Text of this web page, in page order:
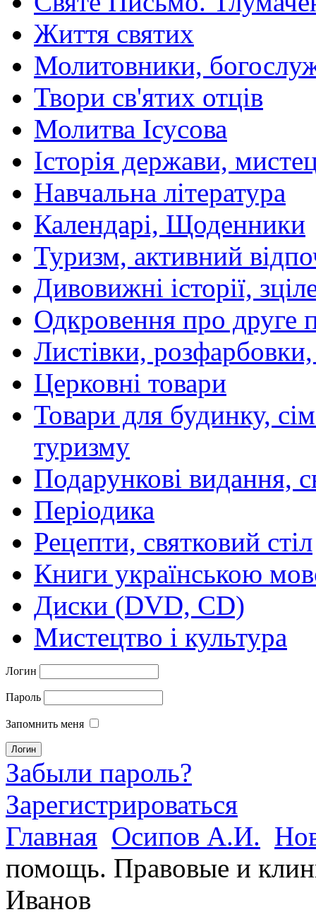
Життя святих
Молитовники,
Твори св'ятих отців
Молитва Ісусова
Історія держави,
Навчальна література
Календарі, Щоденники
Туризм, активний
Дивовижні історії,
Одкровення про друге
Листівки,
Церковні товари
Товари для будинку,
туризму
Подарункові видання,
Періодика
Рецепти, святковий стіл
Книги українською
Диски (DVD, CD)
Мистецтво і культура
Логин
Пароль
Запомнить меня
Забыли пароль?
Зарегистрироваться
Главная Осипов А.И.
помощь. Правовые и
Иванов